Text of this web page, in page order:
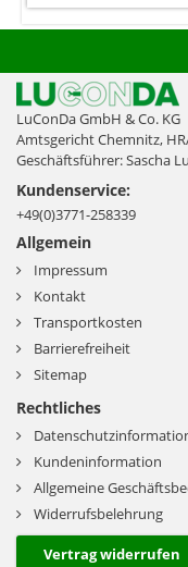
LuConDa GmbH & Co. KG
Amtsgericht Chemnitz,
Geschäftsführer: Sascha
Kundenservice:
+49(0)3771-258339
Allgemein
Impressum
Kontakt
Transportkosten
Barrierefreiheit
Sitemap
Rechtliches
Kundeninformation
Allgemeine
Widerrufsbelehrung
Vertrag widerrufen